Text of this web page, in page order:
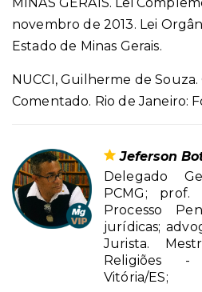
novembro de 2013. Lei
Estado de Minas Gerais.
NUCCI, Guilherme de Souza.
Comentado. Rio de Janeiro:
Jeferson
Delegado
PCMG;
Processo
jurídicas;
Jurista.
Religiões -
Vitória/ES;